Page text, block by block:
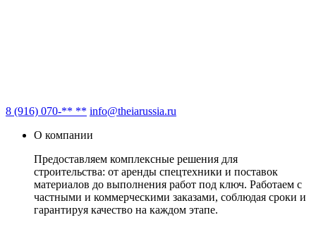
8 (916) 070-** ** info@theiarussia.ru
О компании
Предоставляем комплексные решения для
строительства: от аренды спецтехники и поставок
материалов до выполнения работ под ключ. Работаем с
частными и коммерческими заказами, соблюдая сроки и
гарантируя качество на каждом этапе.